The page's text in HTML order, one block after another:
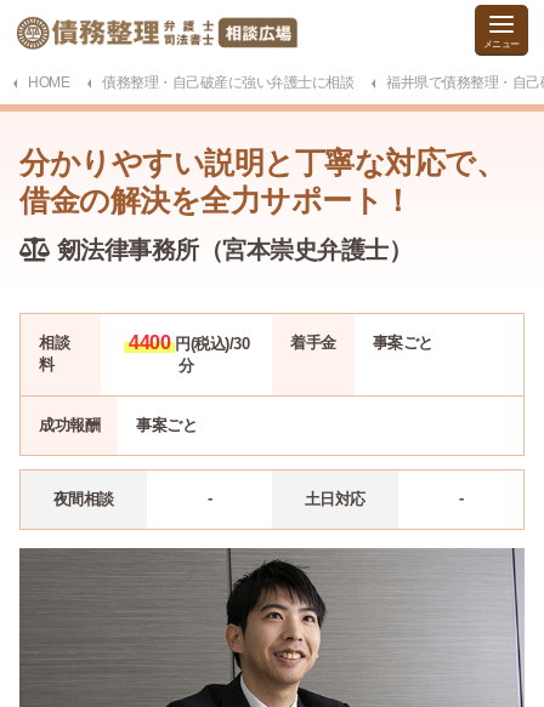
HOME 債務整理・自己破産に強い弁護士に相談 福井県で債務整理・自
分かりやすい説明と丁寧な対応で、
借金の解決を全力サポート！
剱法律事務所（宮本崇史弁護士）
相談
料
4400 円(税込)/30
分
着手金 事案ごと
成功報酬 事案ごと
夜間相談 - 土日対応 -